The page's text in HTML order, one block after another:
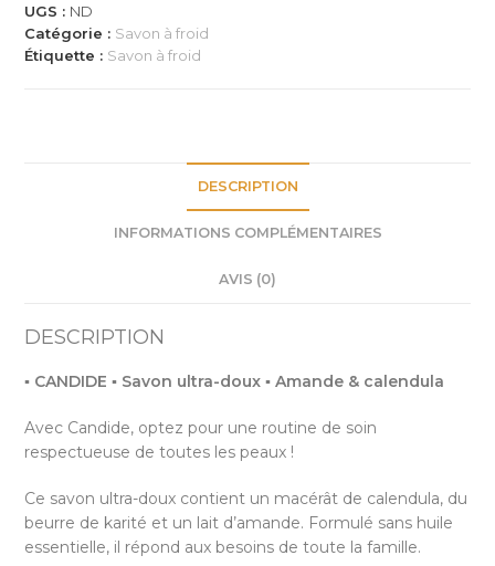
▪
CANDIDE
UGS : ND
Catégorie : Savon à froid
Étiquette : Savon à froid
DESCRIPTION
INFORMATIONS COMPLÉMENTAIRES
AVIS (0)
DESCRIPTION
▪ CANDIDE ▪ Savon ultra-doux ▪ Amande & calendula
Avec Candide, optez pour une routine de soin
respectueuse de toutes les peaux !
Ce savon ultra-doux contient un macérât de calendula, du
beurre de karité et un lait d’amande. Formulé sans huile
essentielle, il répond aux besoins de toute la famille.